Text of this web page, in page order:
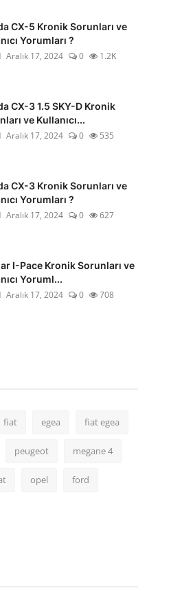
CX-5 Kronik Sorunları ve
Yorumları ?
Aralık 17, 2024 0 1.2K
CX-3 1.5 SKY-D Kronik
ve Kullanıcı...
Aralık 17, 2024 0 535
CX-3 Kronik Sorunları ve
Yorumları ?
Aralık 17, 2024 0 627
I-Pace Kronik Sorunları ve
Yoruml...
Aralık 17, 2024 0 708
fiat egea fiat egea
peugeot megane 4
opel ford